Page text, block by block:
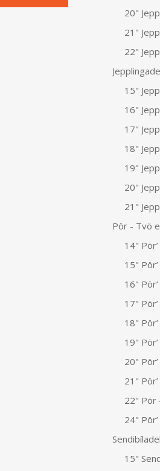
20"
21"
22"
15"
16"
17"
18"
19"
20"
21"
Pör - Tvö
14"
15"
16"
17"
18"
19"
20"
21"
22" Pör
24"
15"